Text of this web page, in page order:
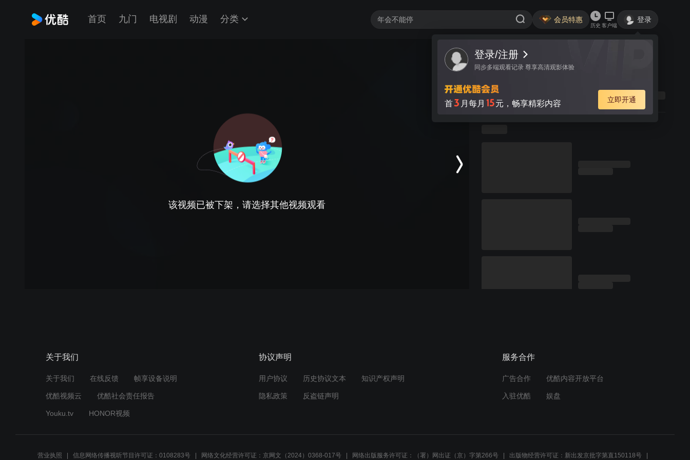
首页 九门 电视剧 动漫 分类 会员特惠
历史 客户端
登录
登录/注册
同步多端观看记录 尊享高清观影体验
首3 月每月 15元，畅享精彩内容 立即开通
该视频已被下架，请选择其他视频观看
关于我们
关于我们 在线反馈 帧享设备说明
优酷视频云 优酷社会责任报告
Youku.tv HONOR视频
协议声明
用户协议 历史协议文本 知识产权声明
隐私政策 反盗链声明
服务合作
广告合作 优酷内容开放平台
入驻优酷 娱盘
营业执照 信息网络传播视听节目许可证：0108283号 网络文化经营许可证：京网文（2024）0368-017号 网络出版服务许可证：（署）网出证（京）字第266号 出版物经营许可证：新出发京批字第直150118号